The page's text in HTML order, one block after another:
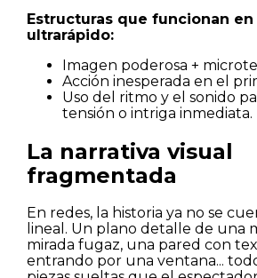
Casas
Pisos
Estructuras que funcionan
ultrarápido:
Imagen poderosa +
Acción inesperada en el
Uso del ritmo y el sonido
tensión o intriga inmediata.
La narrativa visual
fragmentada
En redes, la historia ya no se
lineal. Un plano detalle de una
mirada fugaz, una pared con
entrando por una ventana...